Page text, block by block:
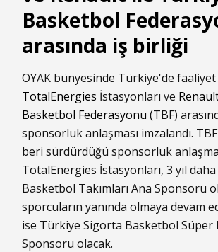
Basketbol
arasında iş birliği
OYAK bünyesinde Türkiye'de
TotalEnergies İstasyonları ve
Basketbol Federasyonu (TBF)
sponsorluk anlaşması imzalandı. TBF
beri sürdürdüğü sponsorluk
TotalEnergies İstasyonları, 3 yıl
Basketbol Takımları Ana Sponsoru
sporcuların yanında olmaya devam
ise Türkiye Sigorta Basketbol Süper
Sponsoru olacak.